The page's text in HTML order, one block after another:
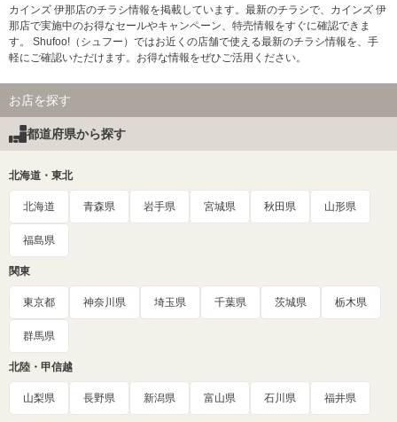
カインズ 伊那店のチラシ情報を掲載しています。最新のチラシで、カインズ 伊
那店で実施中のお得なセールやキャンペーン、特売情報をすぐに確認できま
す。 Shufoo!（シュフー）ではお近くの店舗で使える最新のチラシ情報を、手
軽にご確認いただけます。お得な情報をぜひご活用ください。
お店を探す
都道府県から探す
北海道・東北
北海道 青森県 岩手県 宮城県 秋田県 山形県
福島県
関東
東京都 神奈川県 埼玉県 千葉県 茨城県 栃木県
群馬県
北陸・甲信越
山梨県 長野県 新潟県 富山県 石川県 福井県